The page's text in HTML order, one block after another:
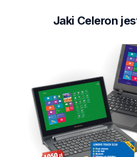
Jaki Celeron